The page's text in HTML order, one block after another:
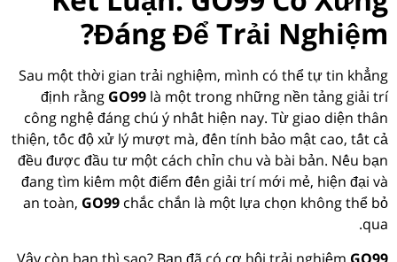
Đáng Để Trải Nghiệm?
Sau một thời gian trải nghiệm, mình có thể tự tin khẳng
định rằng GO99 là một trong những nền tảng giải trí
công nghệ đáng chú ý nhất hiện nay. Từ giao diện thân
thiện, tốc độ xử lý mượt mà, đến tính bảo mật cao, tất cả
đều được đầu tư một cách chỉn chu và bài bản. Nếu bạn
đang tìm kiếm một điểm đến giải trí mới mẻ, hiện đại và
an toàn, GO99 chắc chắn là một lựa chọn không thể bỏ
qua.
Vậy còn bạn thì sao? Bạn đã có cơ hội trải nghiệm GO99